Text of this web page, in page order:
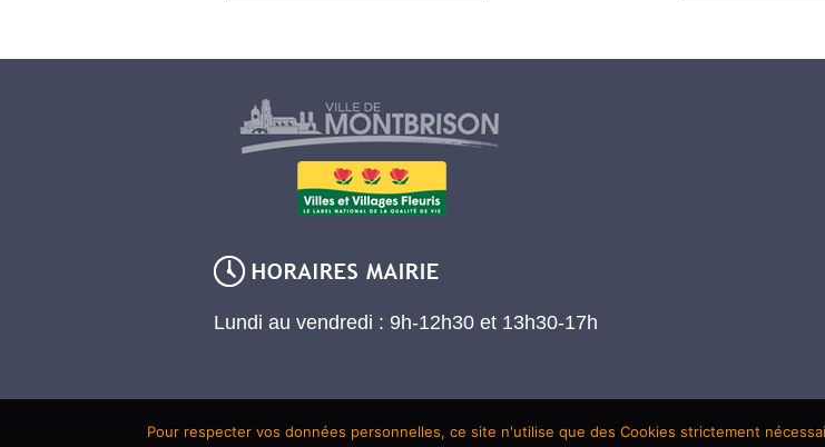
Lundi au vendredi : 9h-12h30 et 13h30-17h
Pour respecter vos données personnelles, ce site n'utilise que des Cookies strictement